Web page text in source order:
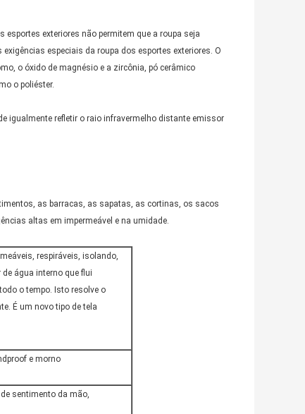
esportes exteriores não permitem que a roupa seja
especiais da roupa dos esportes exteriores. O
o óxido de magnésio e a zircônia, pó cerâmico
o poliéster.
igualmente refletir o raio infravermelho distante emissor
as barracas, as sapatas, as cortinas, os sacos
altas em impermeável e na umidade.
respiráveis, isolando,
água interno que flui
o tempo. Isto resolve o
É um novo tipo de tela
e morno
sentimento da mão,